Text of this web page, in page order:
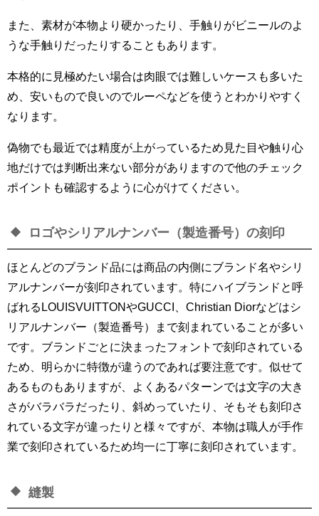
また、素材が本物より硬かったり、手触りがビニールのよ
うな手触りだったりすることもあります。
本格的に見極めたい場合は肉眼では難しいケースも多いた
め、安いもので良いのでルーペなどを使うとわかりやすく
なります。
偽物でも最近では精度が上がっているため見た目や触り心
地だけでは判断出来ない部分がありますので他のチェック
ポイントも確認するように心がけてください。
ロゴやシリアルナンバー（製造番号）の刻印
ほとんどのブランド品には商品の内側にブランド名やシリ
アルナンバーが刻印されています。特にハイブランドと呼
ばれるLOUISVUITTONやGUCCI、Christian Diorなどはシ
リアルナンバー（製造番号）まで刻まれていることが多い
です。ブランドごとに決まったフォントで刻印されている
ため、明らかに特徴が違うのであれば要注意です。似せて
あるものもありますが、よくあるパターンでは文字の大き
さがバラバラだったり、斜めっていたり、そもそも刻印さ
れている文字が違ったりと様々ですが、本物は職人が手作
業で刻印されているため均一に丁寧に刻印されています。
縫製